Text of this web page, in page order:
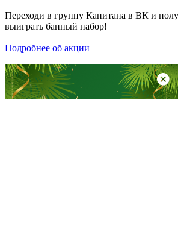
Переходи в группу Капитана в ВК и
выиграть банный набор!
Подробнее об акции